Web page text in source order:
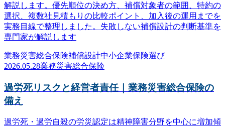
解説します。優先順位の決め方、補償対象者の範囲、特約の
選択、複数社見積もりの比較ポイント、加入後の運用までを
実務目線で整理しました。失敗しない補償設計の判断基準を
専門家が解説します
業務災害総合保険補償設計中小企業保険選び
2026.05.28業務災害総合保険
過労死リスクと経営者責任｜業務災害総合保険の
備え
過労死・過労自殺の労災認定は精神障害分野を中心に増加傾